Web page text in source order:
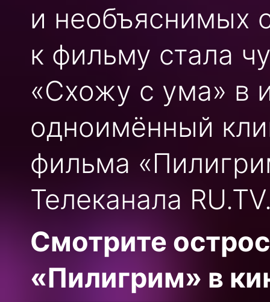
и необъяснимых
к фильму стала
«Схожу с ума» в
одноимённый
фильма
Телеканала
Смотрите
«Пилигрим» в